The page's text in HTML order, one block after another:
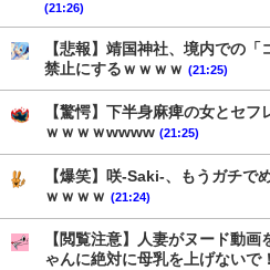
(21:26)
【悲報】靖国神社、境内での
禁止にするｗｗｗｗ (21:25)
【驚愕】下半身麻痺の女とセ
ｗｗｗｗwwww (21:25)
【爆笑】咲-Saki-、もうガチで
ｗｗｗｗ (21:24)
【閲覧注意】人妻がヌード動
ゃんに絶対に母乳を上げないで